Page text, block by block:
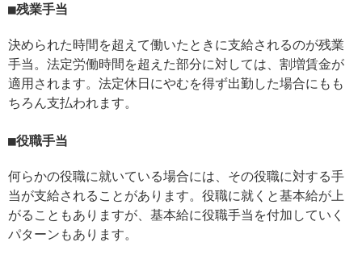
残業手当
決められた時間を超えて働いたときに支給されるのが残業
手当。法定労働時間を超えた部分に対しては、割増賃金が
適用されます。法定休日にやむを得ず出勤した場合にもも
ちろん支払われます。
役職手当
何らかの役職に就いている場合には、その役職に対する手
当が支給されることがあります。役職に就くと基本給が上
がることもありますが、基本給に役職手当を付加していく
パターンもあります。